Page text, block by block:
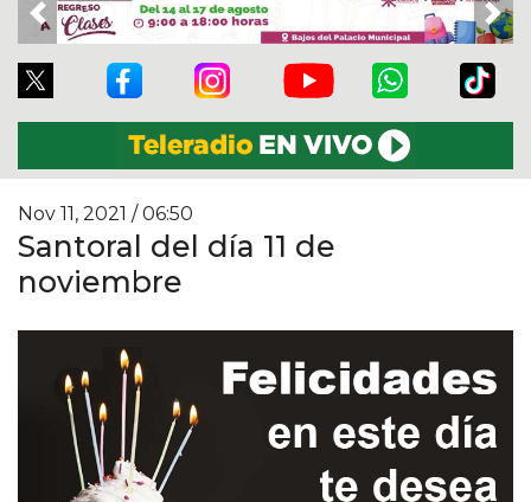
Previous
Nov 11, 2021 / 06:50
Santoral del día 11 de
noviembre